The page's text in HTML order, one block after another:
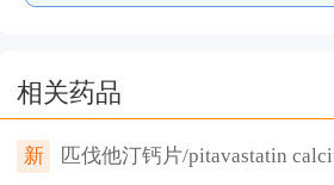
相关药品
新 匹伐他汀钙片/pitavastatin